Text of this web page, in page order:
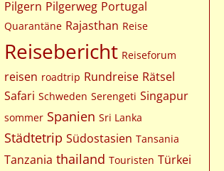
Pilgern Pilgerweg Portugal
Quarantäne Rajasthan Reise
Reisebericht Reiseforum
reisen roadtrip Rundreise Rätsel
Safari Schweden Serengeti Singapur
sommer Spanien Sri Lanka
Städtetrip Südostasien Tansania
Tanzania thailand Touristen Türkei